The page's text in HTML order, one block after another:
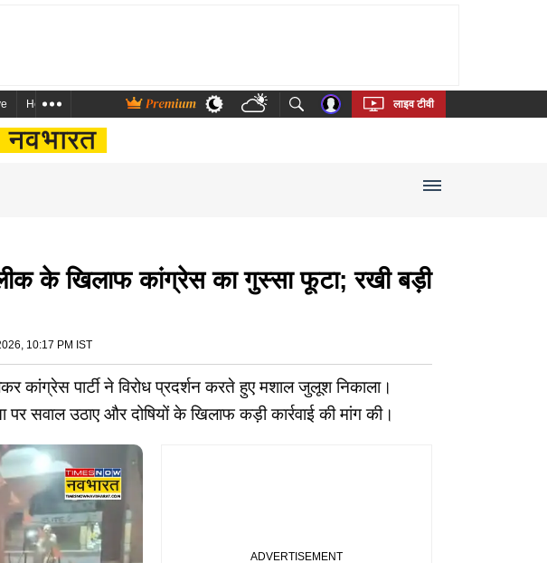
Health and Me Marathi Bengali Telugu Tamil Kannada Malayalam
लाइव टीवी
के खिलाफ कांग्रेस का गुस्सा फूटा; रखी बड़ी
10:17 PM IST
पार्टी ने विरोध प्रदर्शन करते हुए मशाल जुलूश निकाला।
पर सवाल उठाए और दोषियों के खिलाफ कड़ी कार्रवाई की मांग की।